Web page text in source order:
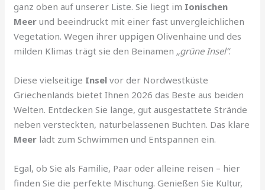
ganz oben auf unserer Liste. Sie liegt im Ionischen
Meer und beeindruckt mit einer fast unvergleichlichen
Vegetation. Wegen ihrer üppigen Olivenhaine und des
milden Klimas trägt sie den Beinamen „grüne Insel“.
Diese vielseitige Insel vor der Nordwestküste
Griechenlands bietet Ihnen 2026 das Beste aus beiden
Welten. Entdecken Sie lange, gut ausgestattete Strände
neben versteckten, naturbelassenen Buchten. Das klare
Meer lädt zum Schwimmen und Entspannen ein.
Egal, ob Sie als Familie, Paar oder alleine reisen – hier
finden Sie die perfekte Mischung. Genießen Sie Kultur,